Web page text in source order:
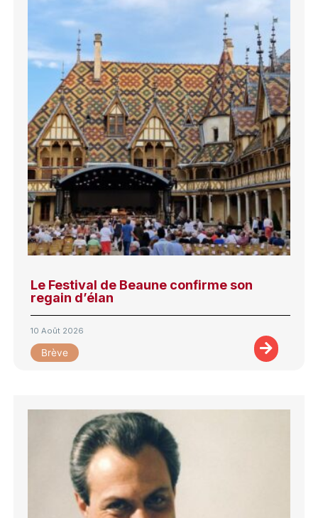
Le Festival de Beaune confirme son
regain d’élan
10 Août 2026
Brève